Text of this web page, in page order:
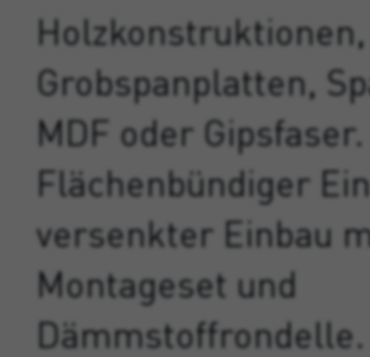
Grobspanplatten,
MDF oder Gipsfaser.
Flächenbündiger
versenkter Einbau
Montageset und
Dämmstoffrondelle.